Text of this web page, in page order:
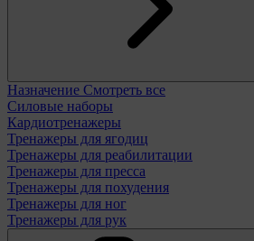
Назначение Смотреть все
Силовые наборы
Кардиотренажеры
Тренажеры для ягодиц
Тренажеры для реабилитации
Тренажеры для пресса
Тренажеры для похудения
Тренажеры для ног
Тренажеры для рук